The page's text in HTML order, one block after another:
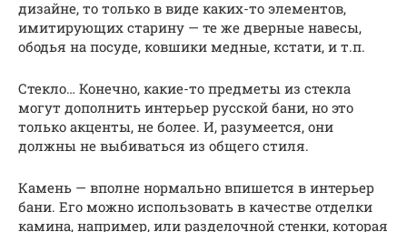
дизайне, то только в виде каких-то элементов,
имитирующих старину — те же дверные навесы,
ободья на посуде, ковшики медные, кстати, и т.п.
Стекло… Конечно, какие-то предметы из стекла
могут дополнить интерьер русской бани, но это
только акценты, не более. И, разумеется, они
должны не выбиваться из общего стиля.
Камень — вполне нормально впишется в интерьер
бани. Его можно использовать в качестве отделки
камина, например, или разделочной стенки, которая